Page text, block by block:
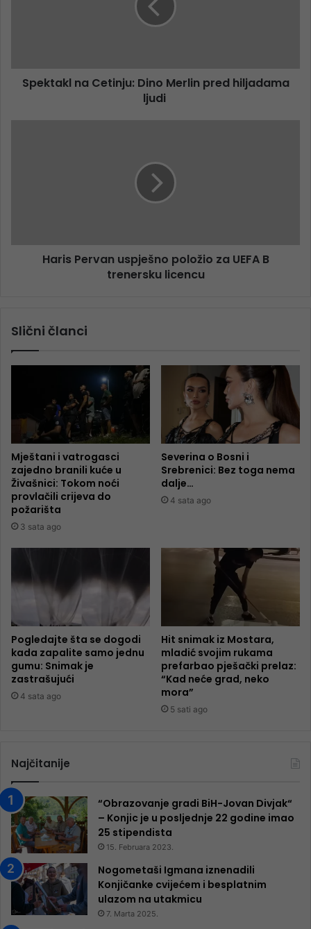
Spektakl na Cetinju: Dino Merlin pred hiljadama
ljudi
Haris Pervan uspješno položio za UEFA B
trenersku licencu
Slični članci
Mještani i vatrogasci
zajedno branili kuće u
Živašnici: Tokom noći
provlačili crijeva do
požarišta
3 sata ago
Severina o Bosni i
Srebrenici: Bez toga nema
dalje…
4 sata ago
Pogledajte šta se dogodi
kada zapalite samo jednu
gumu: Snimak je
zastrašujući
4 sata ago
Hit snimak iz Mostara,
mladić svojim rukama
prefarbao pješački prelaz:
“Kad neće grad, neko
mora”
5 sati ago
Najčitanije
“Obrazovanje gradi BiH-Jovan Divjak“
– Konjic je u posljednje 22 godine imao
25 ​​stipendista
15. Februara 2023.
Nogometaši Igmana iznenadili
Konjičanke cvijećem i besplatnim
ulazom na utakmicu
7. Marta 2025.